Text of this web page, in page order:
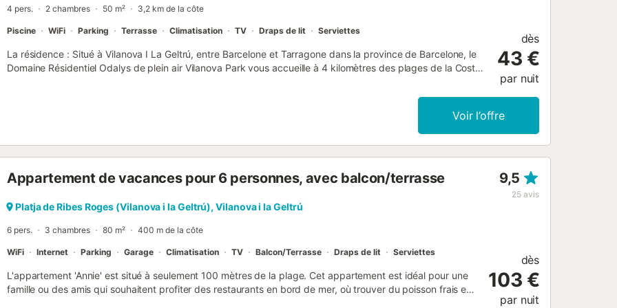
longues et un barbecue à...
4 pers. 2 chambres 50 m² 3,2 km de la côte
Piscine WiFi Parking Terrasse Climatisation TV Draps de lit Serviettes
La résidence : Situé à Vilanova I La Geltrú, entre Barcelone et Tarragone dans la province de Barcelone, le
Domaine Résidentiel Odalys de plein air Vilanova Park vous accueille à 4 kilomètres des plages de la Costa
manquera pas de ravir toute la famille. L’établissement dispose de 2 grandes piscines extérieures dont 1
pataugeoire. Les bassins sont entourés de jardins verdoyants, idéal pour se prélasser sous le soleil catalan.
Les terrains multisports se trouvant sur place vous permettront de pratiquer le football, le basket-ball, le
volley-ball et le badminton. Des tables de ping-pong et des terrains de pétanque sont également prévus
remous, un bain à vapeur ainsi qu’un sauna. La relaxation et le repos vous attendent déjà dans la comarque
l’accès vous serez donné aux courts de tennis, à la une salle de musculation et à des vélos, afin de partir à
petits apprécieront ...
dès
43 €
par nuit
Voir l’offre
Appartement de vacances pour 6 personnes, avec balcon/terrasse 9,5
25 avis
Platja de Ribes Roges (Vilanova i la Geltrú), Vilanova i la Geltrú
6 pers. 3 chambres 80 m² 400 m de la côte
WiFi Internet Parking Garage Climatisation TV Balcon/Terrasse Draps de lit Serviettes
L'appartement 'Annie' est situé à seulement 100 mètres de la plage. Cet appartement est idéal pour une
famille ou des amis qui souhaitent profiter des restaurants en bord de mer, où trouver du poisson frais et
dès
103 €
par nuit